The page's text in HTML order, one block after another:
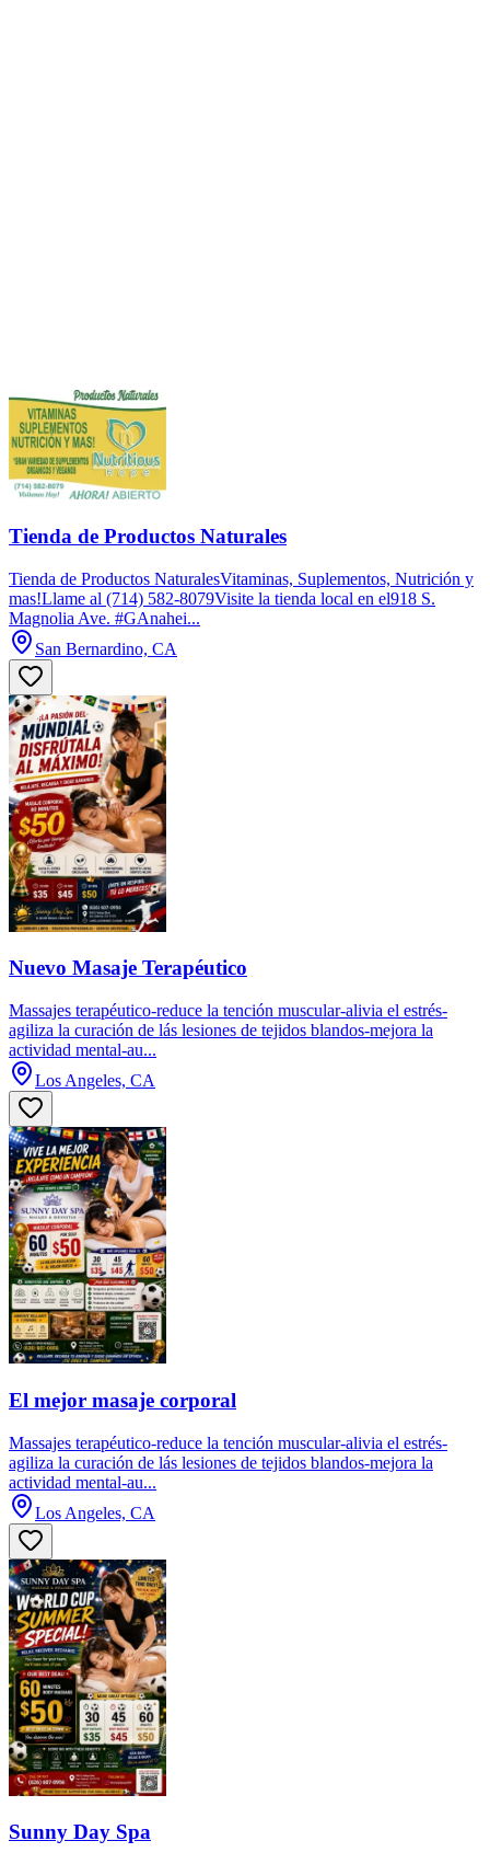
Tienda de Productos Naturales
Tienda de Productos NaturalesVitaminas, Suplementos, Nutrición y
mas!Llame al (714) 582-8079Visite la tienda local en el918 S.
Magnolia Ave. #GAnahei...
San Bernardino, CA
Nuevo Masaje Terapéutico
Massajes terapéutico-reduce la tención muscular-alivia el estrés-
agiliza la curación de lás lesiones de tejidos blandos-mejora la
actividad mental-au...
Los Angeles, CA
El mejor masaje corporal
Massajes terapéutico-reduce la tención muscular-alivia el estrés-
agiliza la curación de lás lesiones de tejidos blandos-mejora la
actividad mental-au...
Los Angeles, CA
Sunny Day Spa